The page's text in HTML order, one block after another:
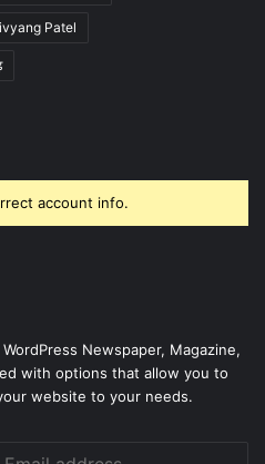
Patel
account info.
Newspaper, Magazine,
with options that allow you to
website to your needs.